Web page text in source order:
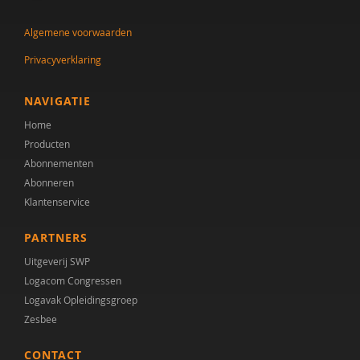
Andre Rietman
Franciska Scholte
Gilbert Smelt
Dorothe Smit
Niels Springveld
Ina van Berckelaer-Onnes
Marieke Werkman
Algemene voorwaarden
Privacyverklaring
NAVIGATIE
Home
Producten
Abonnementen
Abonneren
Klantenservice
PARTNERS
Uitgeverij SWP
Logacom Congressen
Logavak Opleidingsgroep
Zesbee
CONTACT